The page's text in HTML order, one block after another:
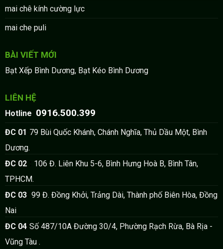
mai chê kính cường lực
mai che puli
BÀI VIẾT MỚI
Bạt Xếp Bình Dương, Bạt Kéo Bình Dương
LIÊN HỆ
Hotline 0916.500.399
ĐC 01 79 Bùi Quốc Khánh, Chánh Nghĩa, Thủ Dầu Một, Bình
Dương.
ĐC 02:
106 Đ. Liên Khu 5-6, Bình Hưng Hoà B, Bình Tân,
TPHCM.
ĐC 03: 99 Đ. Đồng Khởi, Trảng Dài, Thành phố Biên Hòa, Đồng
Nai
ĐC 04: Số 487/10A Đường 30/4, Phường Rạch Rừa, Bà Rịa -
Vũng Tàu .